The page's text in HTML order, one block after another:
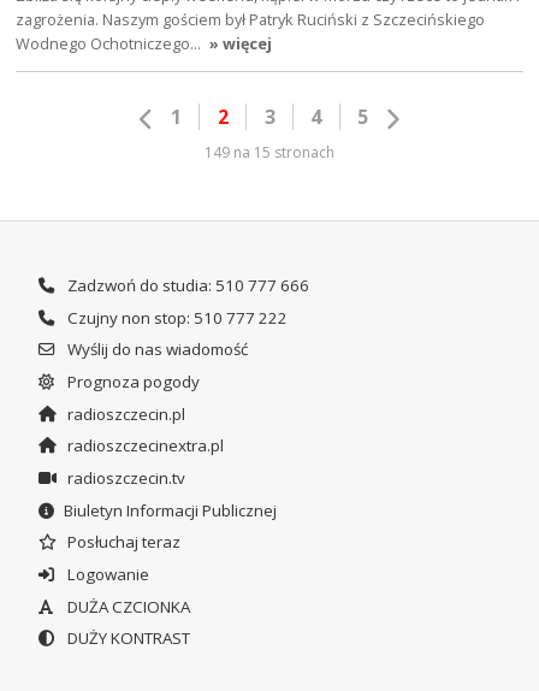
zagrożenia. Naszym gościem był Patryk Ruciński z Szczecińskiego
Wodnego Ochotniczego… » więcej
1 2 3 4 5
149 na 15 stronach
Zadzwoń do studia: 510 777 666
Czujny non stop: 510 777 222
Wyślij do nas wiadomość
Prognoza pogody
radioszczecin.pl
radioszczecinextra.pl
radioszczecin.tv
Biuletyn Informacji Publicznej
Posłuchaj teraz
Logowanie
DUŻA CZCIONKA
DUŻY KONTRAST